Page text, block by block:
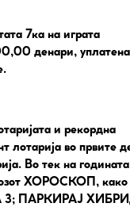
7ка на играта
денари,
и рекордна
лотарија во првите
Во тек на
лозот ХОРОСКОП,
3; ПАРКИРАЈ